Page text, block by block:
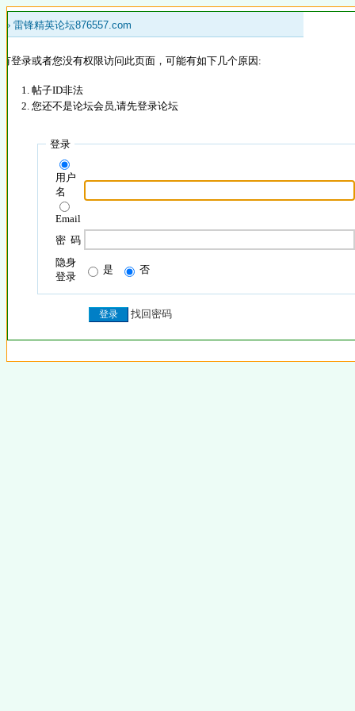
» 雷锋精英论坛876557.com
登录或者您没有权限访问此页面，可能有如下几个原因:
帖子ID非法
您还不是论坛会员,请先登录论坛
登录
用户
名
Email
密 码
隐身
登录
是 否
找回密码